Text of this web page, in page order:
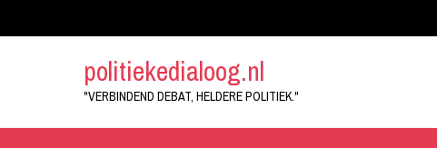
politiekedialoog.nl
"VERBINDEND DEBAT, HELDERE POLITIEK."